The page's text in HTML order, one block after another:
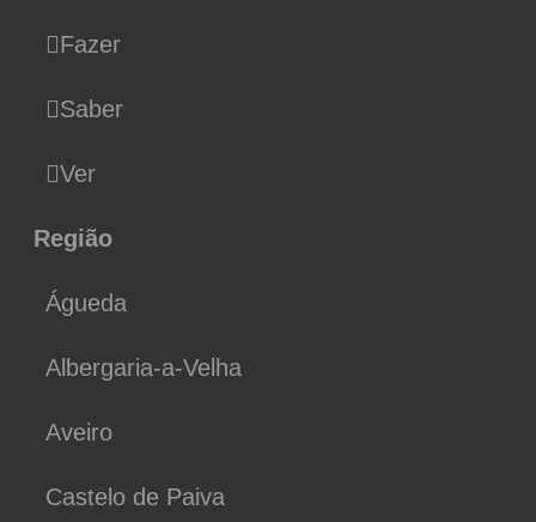
Fazer
Saber
Ver
Região
Águeda
Albergaria-a-Velha
Aveiro
Castelo de Paiva